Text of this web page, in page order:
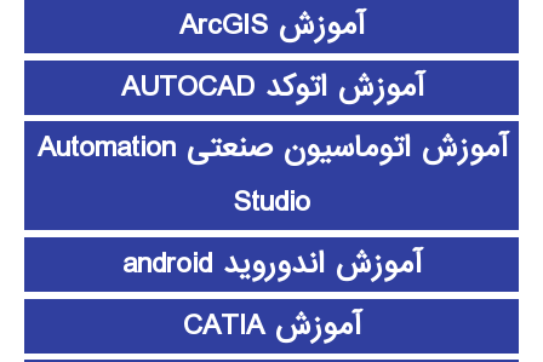
آموزش ArcGIS
آموزش اتوکد AUTOCAD
آموزش اتوماسیون صنعتی Automation
Studio
آموزش اندوروید android
آموزش CATIA